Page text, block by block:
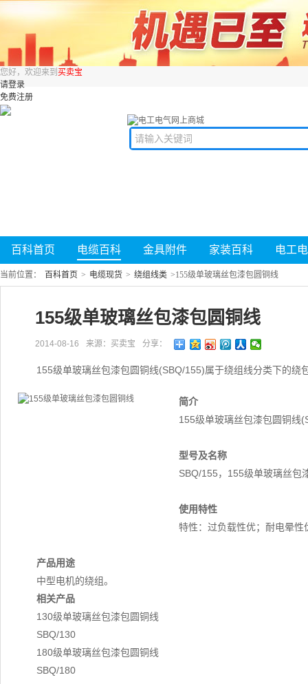
您好，欢迎来到 买卖宝
请登录
免费注册
百科首页 电缆百科 金具附件 家装百科 电工
当前位置： 百科首页 > 电缆现货 > 绕组线类 >155级单玻璃丝包漆包圆铜线
155级单玻璃丝包漆包圆铜线
2014-08-16 来源：买卖宝 分享：
155级单玻璃丝包漆包圆铜线(SBQ/155)属于绕组线分类下的绕
简介
155级单玻璃丝包漆包圆铜线
型号及名称
SBQ/155，155级单玻璃丝包
使用特性
特性：过负载性优；耐电晕性
产品用途
中型电机的绕组。
相关产品
130级单玻璃丝包漆包圆铜线
SBQ/130
180级单玻璃丝包漆包圆铜线
SBQ/180